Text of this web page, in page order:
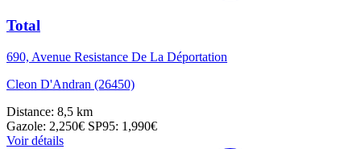
Total
690, Avenue Resistance De La Déportation
Cleon D'Andran (26450)
Distance: 8,5 km
Gazole: 2,250€ SP95: 1,990€
Voir détails